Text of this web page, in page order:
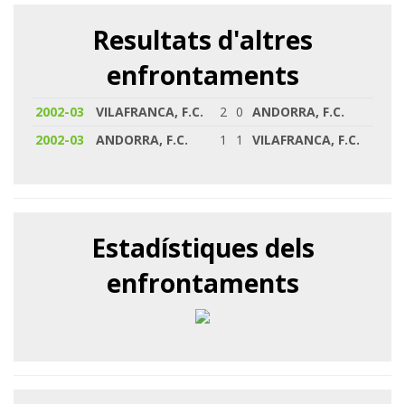
Resultats d'altres
enfrontaments
2002-03 VILAFRANCA, F.C. 2 0 ANDORRA, F.C.
2002-03
ANDORRA, F.C. 1 1 VILAFRANCA, F.C.
Estadístiques dels
enfrontaments